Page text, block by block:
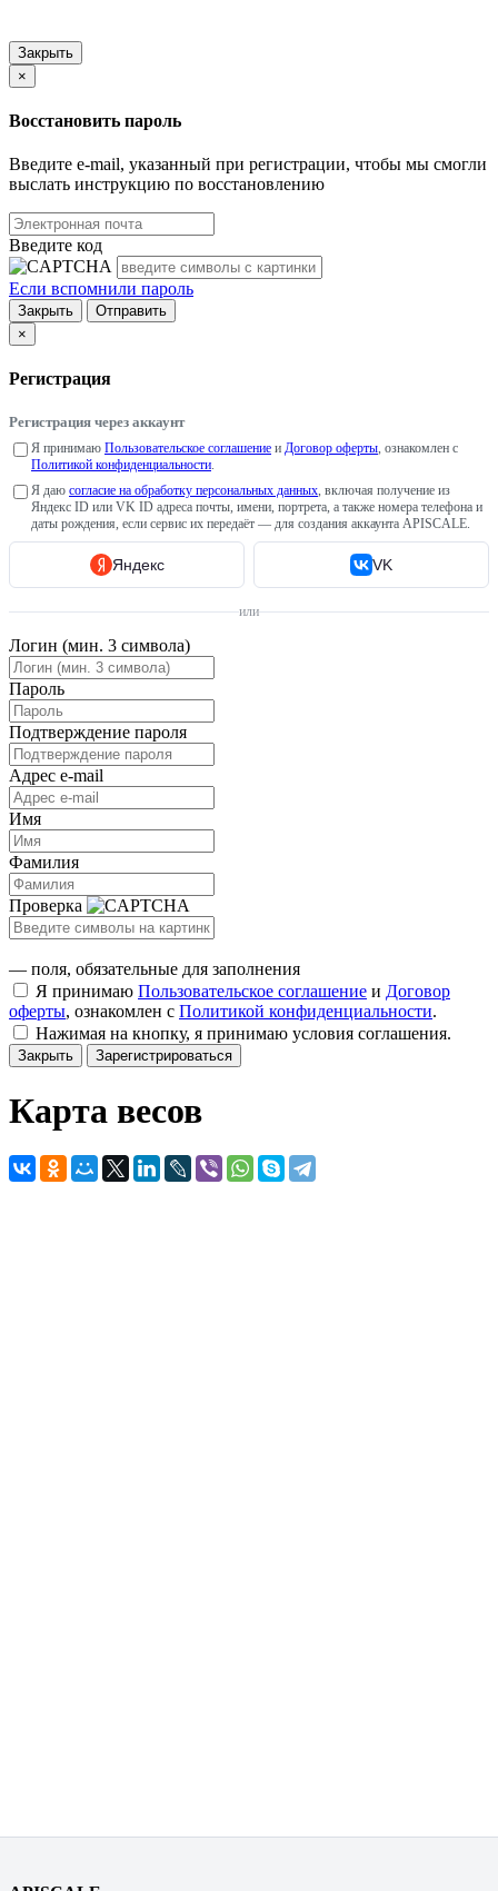
Закрыть
×
Восстановить пароль
Введите e-mail, указанный при регистрации, чтобы мы смогли
выслать инструкцию по восстановлению
Введите код
Если вспомнили пароль
Закрыть
Отправить
×
Регистрация
Регистрация через аккаунт
Я принимаю Пользовательское соглашение и Договор оферты , ознакомлен с
Политикой конфиденциальности
Я даю согласие на обработку персональных данных , включая получение из
Яндекс ID или VK ID адреса почты, имени, портрета, а также номера телефона и
даты рождения, если сервис их передаёт — для создания аккаунта APISCALE.
Яндекс VK
или
Логин (мин. 3 символа)
Пароль
Подтверждение пароля
Адрес e-mail
Имя
Фамилия
Проверка
— поля, обязательные для заполнения
Я принимаю Пользовательское соглашение и Договор
оферты, ознакомлен с Политикой конфиденциальности.
Нажимая на кнопку, я принимаю условия соглашения.
Закрыть Зарегистрироваться
Карта весов